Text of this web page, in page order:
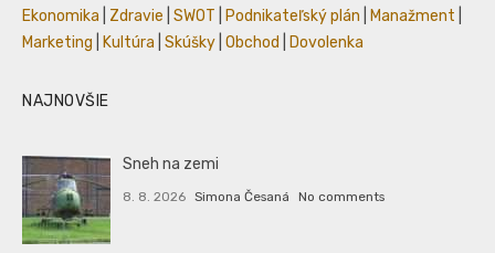
Ekonomika
Zdravie SWOT Podnikateľský plán Manažment
Marketing
Kultúra Skúšky Obchod Dovolenka
NAJNOVŠIE
Sneh na zemi
8. 8. 2026 Simona Česaná No comments